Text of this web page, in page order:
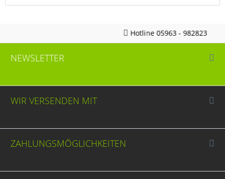
Hotline 05963 - 982823
NEWSLETTER
WIR VERSENDEN MIT
ZAHLUNGSMÖGLICHKEITEN